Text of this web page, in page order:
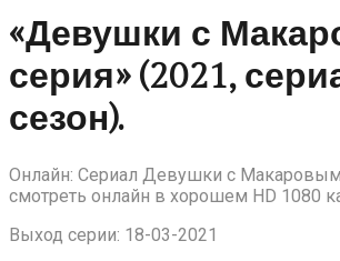
«Девушки с
серия» (2021,
сезон).
Онлайн: Сериал Девушки с
смотреть онлайн в хорошем HD 1080
Выход серии: 18-03-2021